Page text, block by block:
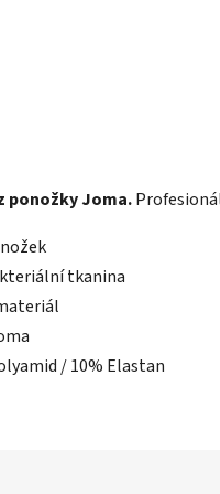
ponožky Joma.
tkanina
/ 10% Elastan